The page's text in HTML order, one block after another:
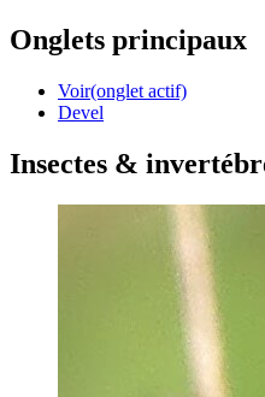
Onglets principaux
Voir(onglet actif)
Devel
Insectes &